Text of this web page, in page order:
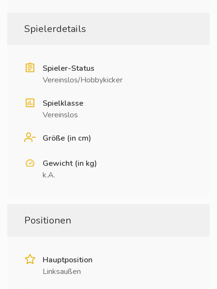
Spielerdetails
Spieler-Status
Vereinslos/Hobbykicker
Spielklasse
Vereinslos
Größe (in cm)
Gewicht (in kg)
k.A.
Positionen
Hauptposition
Linksaußen